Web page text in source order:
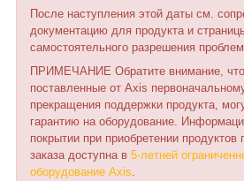
После наступления этой даты см.
документацию для продукта и
самостоятельного разрешения проблем.
ПРИМЕЧАНИЕ Обратите внимание, что
поставленные от Axis
прекращения поддержки продукта,
гарантию на оборудование.
покрытии при приобретении
заказа доступна в 5-летней
оборудование Axis